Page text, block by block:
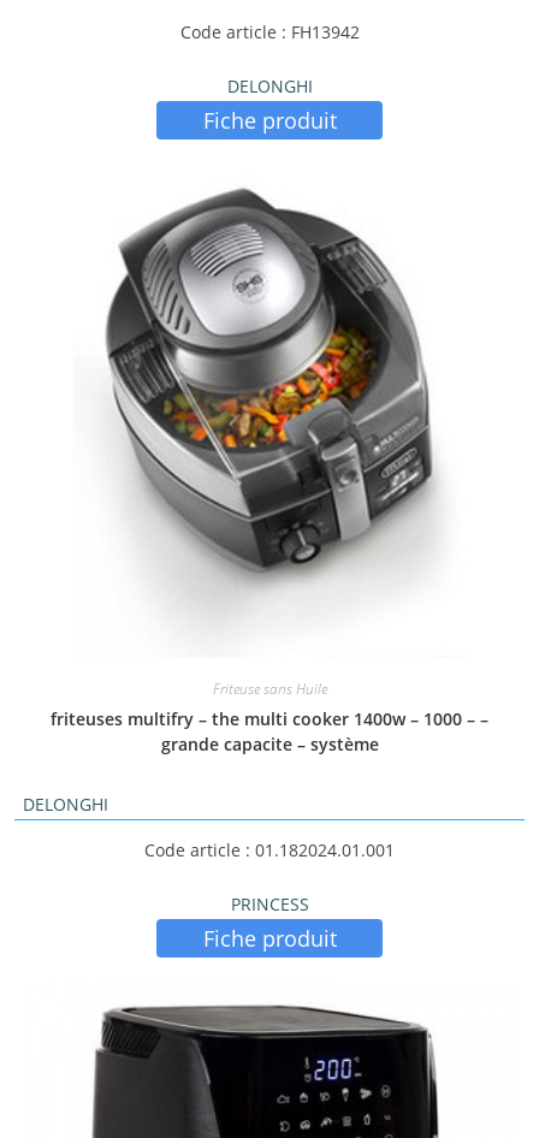
Code article : FH13942
DELONGHI
Fiche produit
Friteuse sans Huile
friteuses multifry – the multi cooker 1400w – 1000 – –
grande capacite – système
DELONGHI
Code article : 01.182024.01.001
PRINCESS
Fiche produit